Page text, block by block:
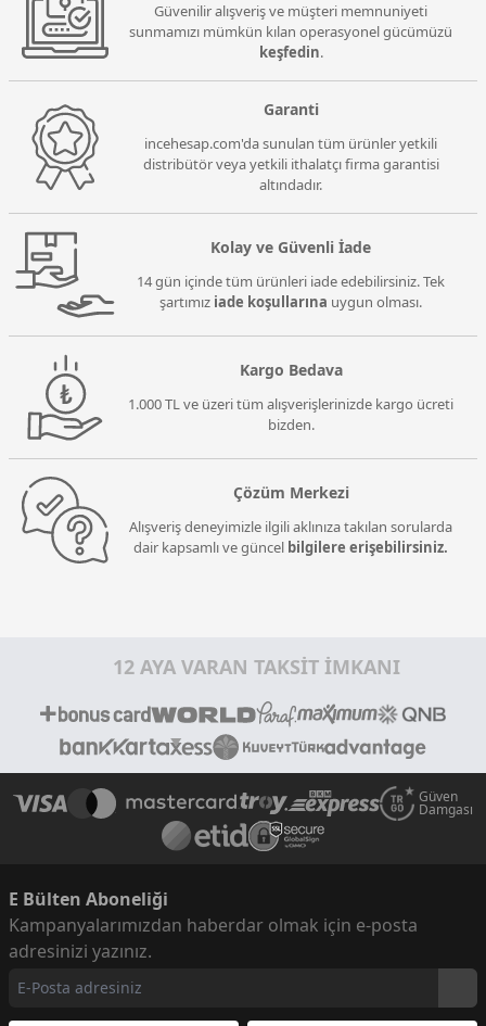
Güvenilir alışveriş ve müşteri memnuniyeti
sunmamızı mümkün kılan operasyonel gücümüzü
keşfedin.
Garanti
incehesap.com'da sunulan tüm ürünler yetkili
distribütör veya yetkili ithalatçı firma garantisi
altındadır.
Kolay ve Güvenli İade
14 gün içinde tüm ürünleri iade edebilirsiniz. Tek
şartımız iade koşullarına uygun olması.
Kargo Bedava
1.000 TL ve üzeri tüm alışverişlerinizde kargo ücreti
bizden.
Çözüm Merkezi
Alışveriş deneyimizle ilgili aklınıza takılan sorularda
dair kapsamlı ve güncel bilgilere erişebilirsiniz.
12 AYA VARAN TAKSİT İMKANI
Güven
Damgası
E Bülten Aboneliği
Kampanyalarımızdan haberdar olmak için e-posta
adresinizi yazınız.